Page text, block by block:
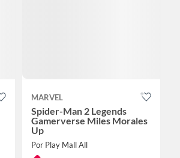
MARVEL
Spider-Man 2 Legends
Gamerverse Miles Morales
Up
Por Play Mall All